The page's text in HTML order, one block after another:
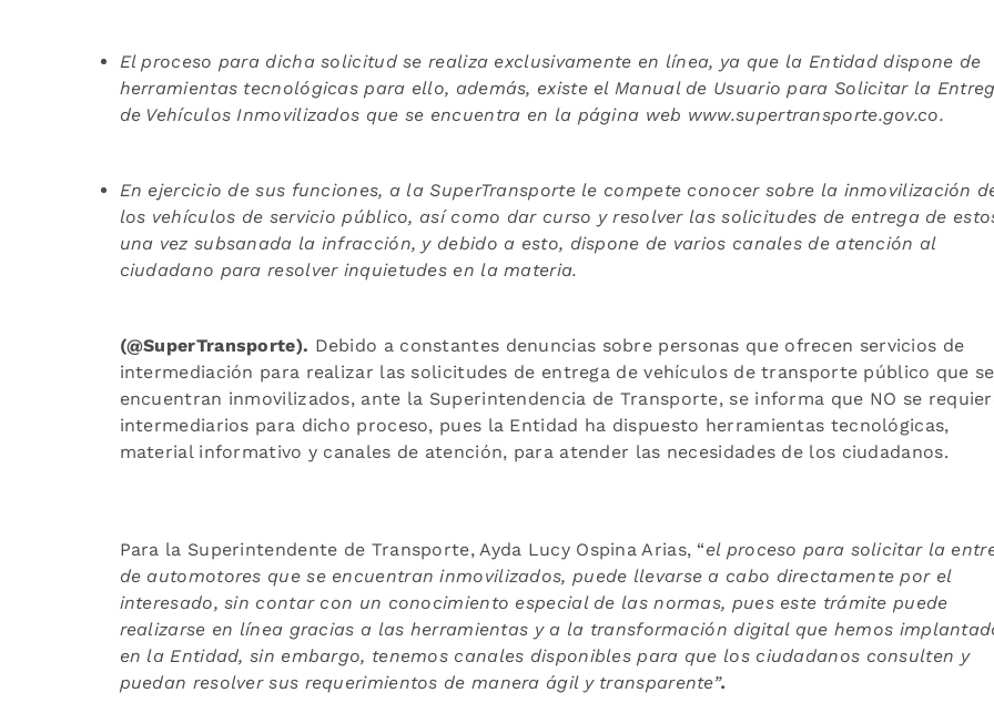
El proceso para dicha solicitud se realiza exclusivamente en línea, ya que la Entidad dispone de
herramientas tecnológicas para ello, además, existe el Manual de Usuario para Solicitar la
de Vehículos Inmovilizados que se encuentra en la página web www.supertransporte.gov.co.
En ejercicio de sus funciones, a la SuperTransporte le compete conocer sobre la inmovilización
los vehículos de servicio público, así como dar curso y resolver las solicitudes de entrega de
una vez subsanada la infracción, y debido a esto, dispone de varios canales de atención al
ciudadano para resolver inquietudes en la materia.
(@SuperTransporte). Debido a constantes denuncias sobre personas que ofrecen servicios de
intermediación para realizar las solicitudes de entrega de vehículos de transporte público que se
encuentran inmovilizados, ante la Superintendencia de Transporte, se informa que NO se
intermediarios para dicho proceso, pues la Entidad ha dispuesto herramientas tecnológicas,
material informativo y canales de atención, para atender las necesidades de los ciudadanos.
Para la Superintendente de Transporte, Ayda Lucy Ospina Arias, “el proceso para solicitar la
de automotores que se encuentran inmovilizados, puede llevarse a cabo directamente por el
interesado, sin contar con un conocimiento especial de las normas, pues este trámite puede
realizarse en línea gracias a las herramientas y a la transformación digital que hemos
en la Entidad, sin embargo, tenemos canales disponibles para que los ciudadanos consulten y
puedan resolver sus requerimientos de manera ágil y transparente”.